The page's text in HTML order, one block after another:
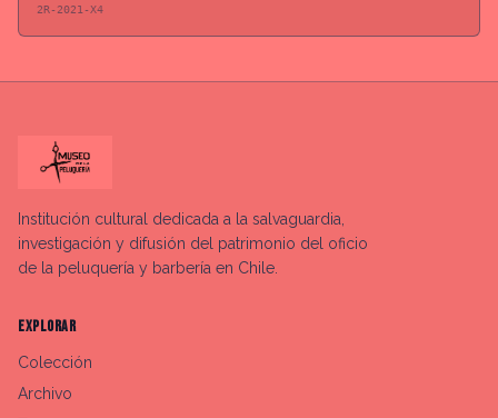
2R-2021-X4
Institución cultural dedicada a la salvaguardia,
investigación y difusión del patrimonio del oficio
de la peluquería y barbería en Chile.
EXPLORAR
Colección
Archivo